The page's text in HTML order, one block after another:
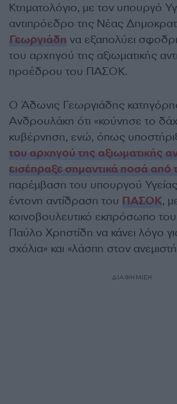
Κτηματολόγιο, με τον υπουργό
αντιπρόεδρο της Νέας
Γεωργιάδη να εξαπολύει
του αρχηγού της αξιωματικής
προέδρου του ΠΑΣΟΚ.
Ο Άδωνις Γεωργιάδης
Ανδρουλάκη ότι «κούνησε το
κυβέρνηση, ενώ, όπως
του αρχηγού της αξιωματικής
εισέπραξε σημαντικά ποσά από
παρέμβαση του υπουργού
έντονη αντίδραση του ΠΑΣΟΚ,
κοινοβουλευτικό εκπρόσωπο
Παύλο Χρηστίδη να κάνει λόγο
σχόλια» και «λάσπη στον
ΔΙΑΦΗΜΙΣΗ